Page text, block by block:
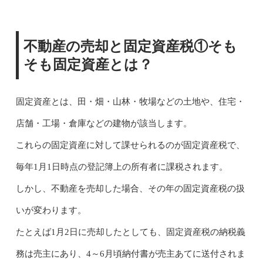
不動産の売却と固定資産税①そも
そも固定資産とは？
固定資産とは、田・畑・山林・牧場などの土地や、住宅・
店舗・工場・倉庫などの建物が該当します。
これらの固定資産に対して課せられるのが固定資産税で、
毎年1月1日時点の登記簿上の所有者に課税されます。
しかし、不動産を売却した場合、その年の固定資産税の扱
いが変わります。
たとえば1月2日に売却したとしても、固定資産税の納税義
務は売主にあり、4～6月頃納付書が売主あてに送付されま